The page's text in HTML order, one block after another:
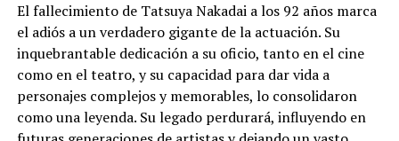
El fallecimiento de Tatsuya Nakadai a los 92 años marca
el adiós a un verdadero gigante de la actuación. Su
inquebrantable dedicación a su oficio, tanto en el cine
como en el teatro, y su capacidad para dar vida a
personajes complejos y memorables, lo consolidaron
como una leyenda. Su legado perdurará, influyendo en